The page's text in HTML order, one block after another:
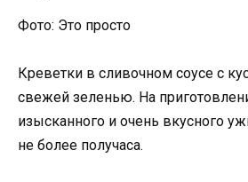
Фото: Это просто
Креветки в сливочном соусе с
свежей зеленью. На
изысканного и очень вкусного
не более получаса.